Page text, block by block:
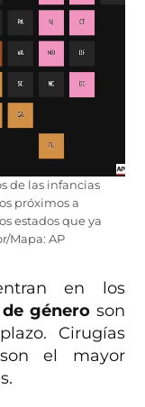
de las infancias
próximos a
estados que ya
Mapa: AP
en los
géneroson
Cirugías
el mayor